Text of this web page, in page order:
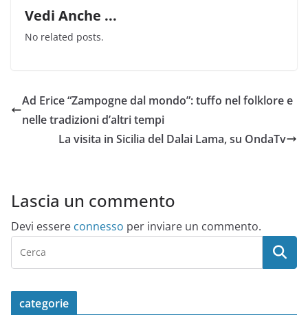
Vedi Anche ...
No related posts.
Ad Erice “Zampogne dal mondo”: tuffo nel folklore e
nelle tradizioni d’altri tempi
La visita in Sicilia del Dalai Lama, su OndaTv
Lascia un commento
Devi essere connesso per inviare un commento.
categorie